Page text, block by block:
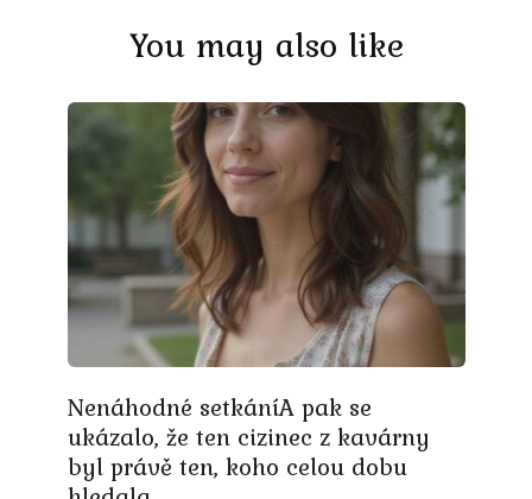
You may also like
Nenáhodné setkáníA pak se
ukázalo, že ten cizinec z kavárny
byl právě ten, koho celou dobu